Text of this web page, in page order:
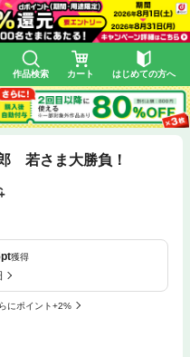
作品検索 カート はじめての方へ
若さま大勝負！
pt獲得
にポイント+2%